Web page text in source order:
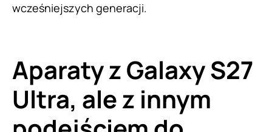
wcześniejszych generacji.
Aparaty z Galaxy S27
Ultra, ale z innym